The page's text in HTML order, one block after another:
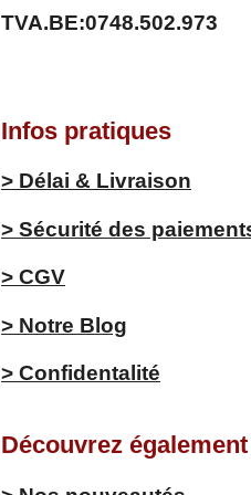
TVA.BE:0748.502.973
Infos pratiques
> Délai & Livraison
> Sécurité des
> CGV
> Notre Blog
> Confidentalité
Découvrez